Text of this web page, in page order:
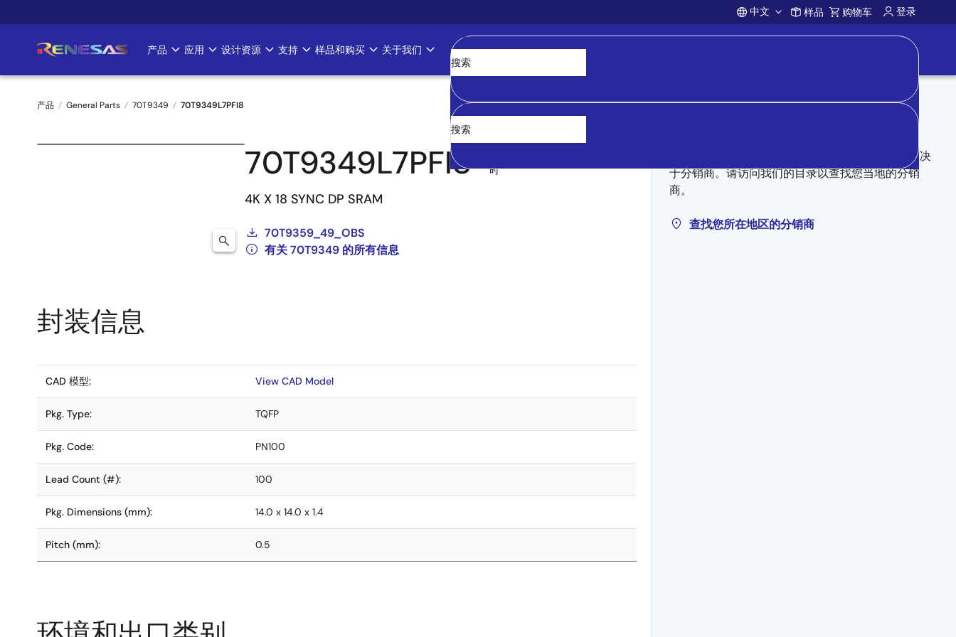
转
要
Account
中文 样品 购物车 登录
Main
navigation
产品 应用 设计资源 支持 样品和购买 关于我们
清空
面
产品 General Parts 70T9349 70T9349L7PFI8
70T9349L7PFI8
时
4K X 18 SYNC DP SRAM
70T9359_49_OBS
有关 70T9349 的所有信息
授权分销商可能有库存。定价、库存和条款完全取决
于分销商。请访问我们的目录以查找您当地的分销
商。
查找您所在地区的分销商
封装信息
CAD 模型: View CAD Model
Pkg. Type: TQFP
Pkg. Code: PN100
Lead Count (#): 100
Pkg. Dimensions (mm): 14.0 x 14.0 x 1.4
Pitch (mm): 0.5